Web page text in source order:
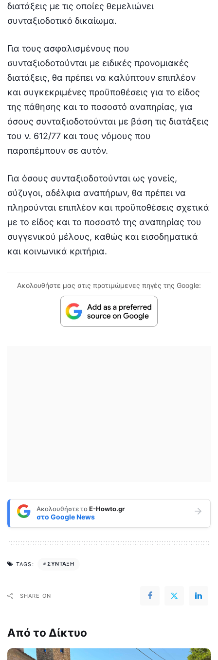
διατάξεις με τις οποίες θεμελιώνει
συνταξιοδοτικό δικαίωμα.
Για τους ασφαλισμένους που
συνταξιοδοτούνται με ειδικές προνομιακές
διατάξεις, θα πρέπει να καλύπτουν επιπλέον
και συγκεκριμένες προϋποθέσεις για το είδος
της πάθησης και το ποσοστό αναπηρίας, για
όσους συνταξιοδοτούνται με βάση τις διατάξεις
του ν. 612/77 και τους νόμους που
παραπέμπουν σε αυτόν.
Για όσους συνταξιοδοτούνται ως γονείς,
σύζυγοι, αδέλφια αναπήρων, θα πρέπει να
πληρούνται επιπλέον και προϋποθέσεις σχετικά
με το είδος και το ποσοστό της αναπηρίας του
συγγενικού μέλους, καθώς και εισοδηματικά
και κοινωνικά κριτήρια.
Ακολουθήστε μας στις προτιμώμενες πηγές της Google:
Ακολουθήστε τοE-Howto.gr
στο Google News
TAGS: ΣΥΝΤΑΞΗ
SHARE ON
Από το Δίκτυο